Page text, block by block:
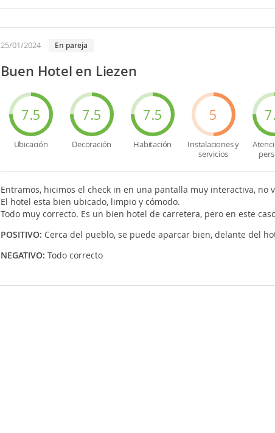
25/01/2024 en pareja
Buen Hotel en Liezen
7.5
Ubicación
7.5
Decoración
7.5
Habitación
5
Instalaciones y
servicios
Entramos, hicimos el check in en una pantalla muy interactiva, no
El hotel esta bien ubicado, limpio y cómodo.
Todo muy correcto. Es un bien hotel de carretera, pero en este
POSITIVO: Cerca del pueblo, se puede aparcar bien, delante del
NEGATIVO: Todo correcto